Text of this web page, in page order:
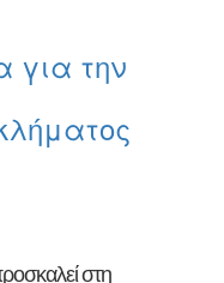
για την
στη